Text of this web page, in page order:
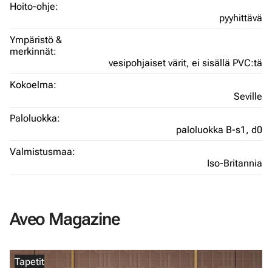
Hoito-ohje:
pyyhittävä
Ympäristö &
merkinnät:
vesipohjaiset värit, ei sisällä PVC:tä
Kokoelma:
Seville
Paloluokka:
paloluokka B-s1, d0
Valmistusmaa:
Iso-Britannia
Aveo Magazine
Tapetit